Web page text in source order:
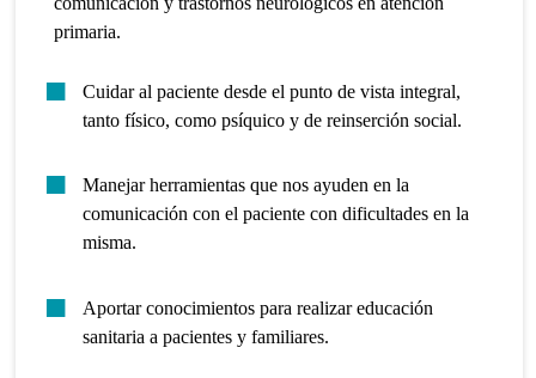
primaria.
Cuidar al paciente desde el punto de vista integral,
tanto físico, como psíquico y de reinserción social.
Manejar herramientas que nos ayuden en la
comunicación con el paciente con dificultades en la
misma.
Aportar conocimientos para realizar educación
sanitaria a pacientes y familiares.